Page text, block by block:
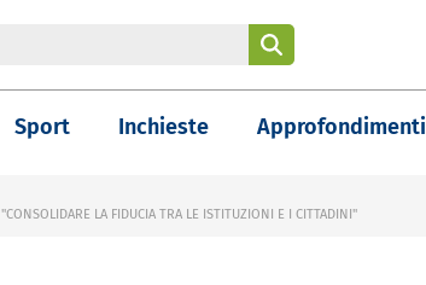
Sport Inchieste Approfondimenti
"CONSOLIDARE LA FIDUCIA TRA LE ISTITUZIONI E I CITTADINI"